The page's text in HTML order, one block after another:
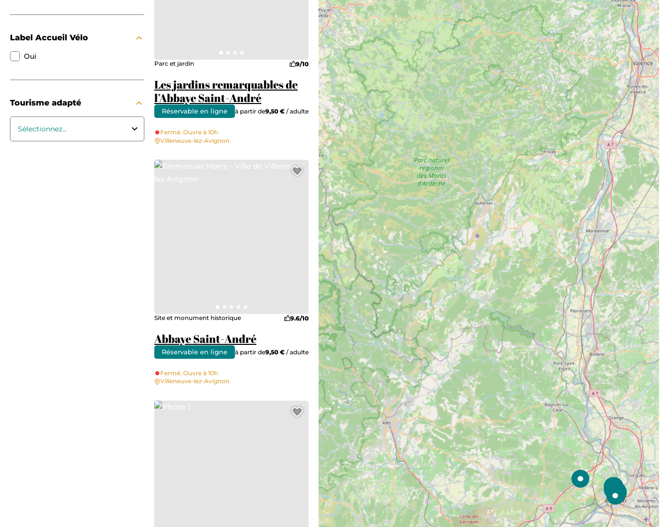
Label Accueil Vélo
Oui
Tourisme adapté
Les jardins remarquables de
l’Abbaye Saint-André
Parc et jardin 9/10
Réservable en ligne à partir de9,50 € / adulte
Fermé. Ouvre à 10h
Villeneuve-lez-Avignon
Abbaye Saint-André
Site et monument historique 9.6/10
Réservable en ligne à partir de9,50 € / adulte
Fermé. Ouvre à 10h
Villeneuve-lez-Avignon
Emmanuel Marre – Ville de Villeneuve lez Avignon
Ajouter cette page au carnet de voyage ?
Photo 1
Ajouter cette page au carnet de voyage ?